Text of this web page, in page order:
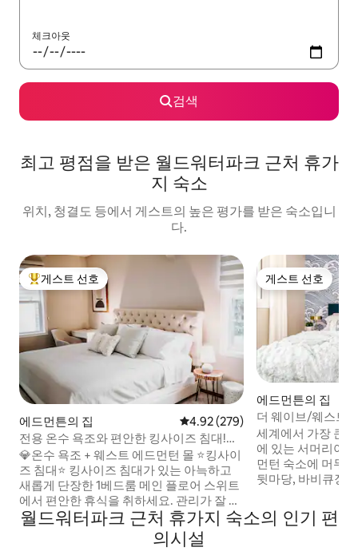
체크아웃
검색
최고 평점을 받은 월드워터파크 근처 휴가
지 숙소
위치, 청결도 등에서 게스트의 높은 평가를 받은 숙소입니
다.
상위 게스트 선호
게스트 선호
에드먼튼의 집 평점 4.92점(5점 만점), 후기 279
4.92 (279)
전용 온수 욕조와 편안한 킹사이즈 침대!
WEM과 가깝습니다!
💎온수 욕조 + 웨스트 에드먼턴 몰 ⭐️킹사이
즈 침대⭐️ 킹사이즈 침대가 있는 아늑하고
새롭게 단장한 1베드룸 메인 플로어 스위트
에서 편안한 휴식을 취하세요. 관리가 잘 되
고 깨끗하며 전용 욕조를 단독으로 사용하
실 수 있습니다. 아침 햇살을 받으며 전면 데
크에서 휴식을 취하고 저녁에는 퍼골라 아
게스트 선호
게스트 선호
에드먼튼의 집
더 웨이브/웨스트
플릭스 디스
세계에서 가장 큰
에 있는 서머리아
먼턴 숙소에 머무르세요! ✔
뒷마당, 바비큐장,
크인 ✔ 빠른 와이
적인 청소 및 살균
월드워터파크 근처 휴가지 숙소의 인기 편
의시설